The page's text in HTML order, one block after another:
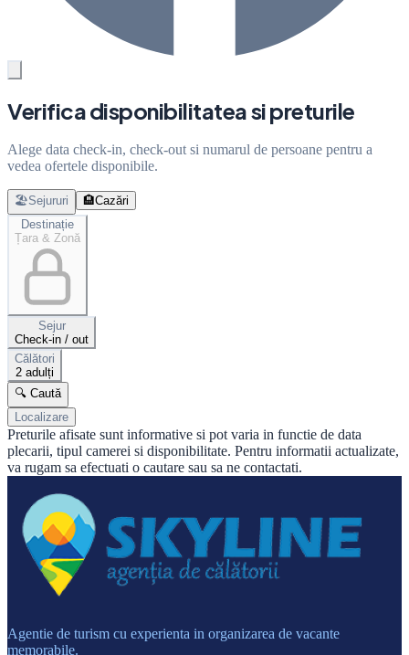
Verifica disponibilitatea si preturile
Alege data check-in, check-out si numarul de persoane pentru a
vedea ofertele disponibile.
🏖️Sejururi 🏨Cazări
Destinație
Țara & Zonă
Sejur
Check-in / out
Călători
2 adulți
🔍 Caută
Localizare
Preturile afisate sunt informative si pot varia in functie de data
plecarii, tipul camerei si disponibilitate. Pentru informatii actualizate,
va rugam sa efectuati o cautare sau sa ne contactati.
Agentie de turism cu experienta in organizarea de vacante
memorabile.